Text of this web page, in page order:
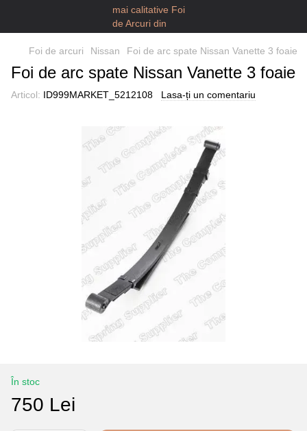
Foi de arcuri Nissan Foi de arc spate Nissan Vanette 3 foaie
Foi de arc spate Nissan Vanette 3 foaie
Articol: ID999MARKET_5212108 Lasa-ți un comentariu
În stoc
750 Lei